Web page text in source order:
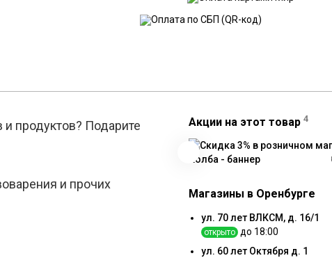
и продуктов? Подарите
и прочих
Акции на этот товар 4
Магазины в Оренбурге
ул. 70 лет ВЛКСМ, д. 16/1
открыто до 18:00
ул. 60 лет Октября д. 1